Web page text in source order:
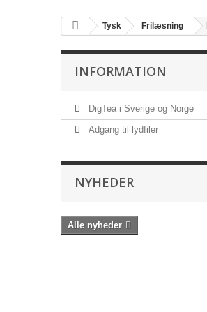
Tysk Frilæsning
INFORMATION
DigTea i Sverige og Norge
Adgang til lydfiler
NYHEDER
Alle nyheder